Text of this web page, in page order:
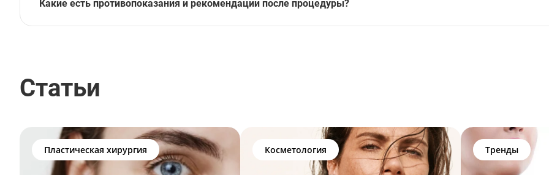
Какие есть противопоказания и рекомендации после процедуры?
Статьи
Пластическая хирургия Косметология Тренды